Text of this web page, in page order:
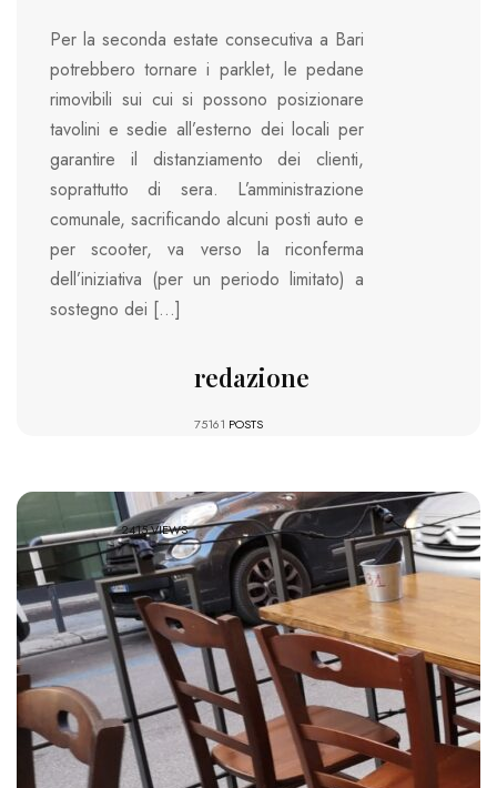
Per la seconda estate consecutiva a Bari
potrebbero tornare i parklet, le pedane
rimovibili sui cui si possono posizionare
tavolini e sedie all’esterno dei locali per
garantire il distanziamento dei clienti,
soprattutto di sera. L’amministrazione
comunale, sacrificando alcuni posti auto e
per scooter, va verso la riconferma
dell’iniziativa (per un periodo limitato) a
sostegno dei […]
redazione
75161 POSTS
2415 VIEWS